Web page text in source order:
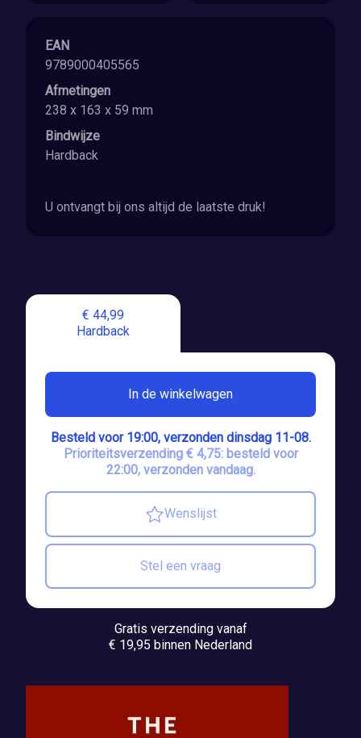
€ 44,99
Hardback
In de winkelwagen
Besteld voor 19:00, verzonden dinsdag 11-08.
Prioriteitsverzending € 4,75: besteld voor
22:00, verzonden vandaag.
Wenslijst
Stel een vraag
Gratis verzending vanaf
€ 19,95 binnen Nederland
EAN
9789000405565
Afmetingen
238 x 163 x 59 mm
Bindwijze
Hardback
U ontvangt bij ons altijd de laatste druk!